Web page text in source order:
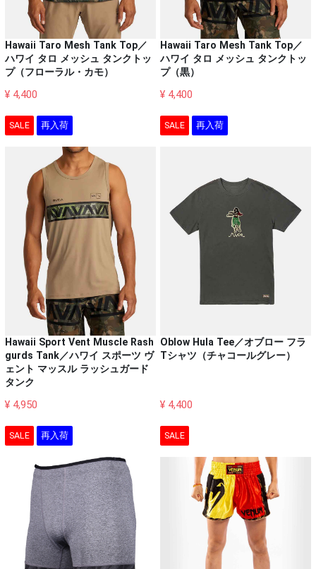
Hawaii Taro Mesh Tank Top／
ハワイ タロ メッシュ タンクトッ
プ（フローラル・カモ）
¥ 4,400
Hawaii Taro Mesh Tank Top／
ハワイ タロ メッシュ タンクトッ
プ（黒）
¥ 4,400
SALE 再入荷
Hawaii Sport Vent Muscle Rash
gurds Tank／ハワイ スポーツ ヴ
ェント マッスル ラッシュガード
タンク
¥ 4,950
SALE 再入荷
Oblow Hula Tee／オブロー フラ
Tシャツ（チャコールグレー）
¥ 4,400
SALE 再入荷 SALE